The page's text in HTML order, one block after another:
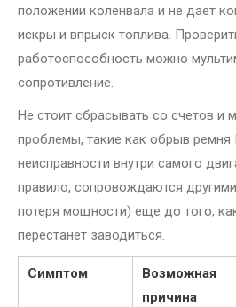
положении коленвала и не дает
искры и впрыск топлива.
работоспособность можно
сопротивление.
Не стоит сбрасывать со счетов и
проблемы, такие как обрыв
неисправности внутри самого
правило, сопровождаются
потеря мощности) еще до того,
перестанет заводиться.
Симптом
Возможная
причина